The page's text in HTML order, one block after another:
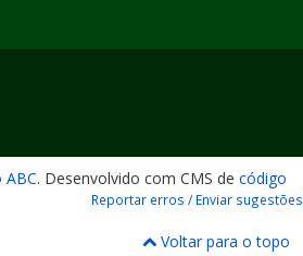
ABC. Desenvolvido com CMS de código
Reportar erros / Enviar sugestões
Voltar para o topo